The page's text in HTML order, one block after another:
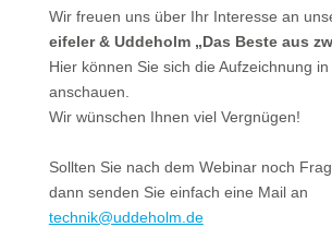
Wir freuen uns über Ihr Interesse an
eifeler & Uddeholm „Das Beste aus
Hier können Sie sich die Aufzeichnung
anschauen.
Wir wünschen Ihnen viel Vergnügen!
Sollten Sie nach dem Webinar noch
dann senden Sie einfach eine Mail an
technik@uddeholm.de